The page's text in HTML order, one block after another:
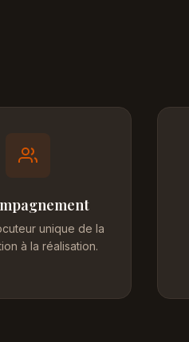
unique de la
à la réalisation.